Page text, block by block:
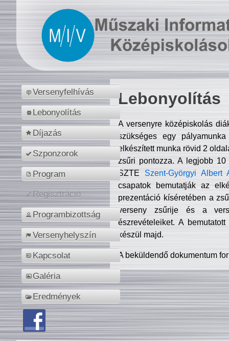
Versenyfelhívás
Lebonyolítás
Díjazás
Szponzorok
Program
Regisztráció
Programbizottság
Versenyhelyszín
Kapcsolat
Galéria
Eredmények
Lebonyolítás
A versenyre középiskolás
szükséges egy
elkészített munka rövid 2
zsűri pontozza. A legjobb
SZTE Szent-Györgyi Albert
csapatok bemutatják az
prezentáció kíséretében a
verseny zsűrije és a
észrevételeiket. A
készül majd.
A beküldendő dokumentum